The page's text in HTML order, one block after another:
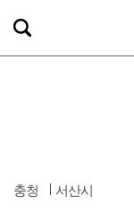
충청 서산시